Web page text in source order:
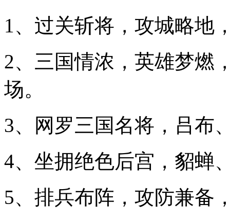
1、过关斩将，攻城略地
2、三国情浓，英雄梦燃
场。
3、网罗三国名将，吕布
4、坐拥绝色后宫，貂蝉
5、排兵布阵，攻防兼备